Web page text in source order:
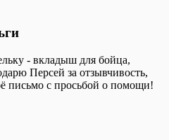
- вкладыш для бойца,
Персей за отзывчивость,
письмо с просьбой о помощи!